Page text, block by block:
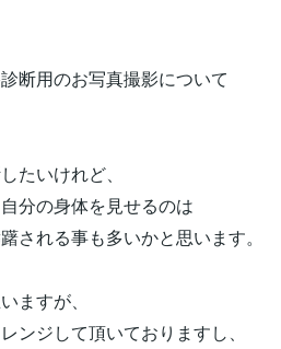
断用のお写真撮影について
たいけれど、
分の身体を見せるのは
される事も多いかと思います。
ますが、
ンジして頂いておりますし、